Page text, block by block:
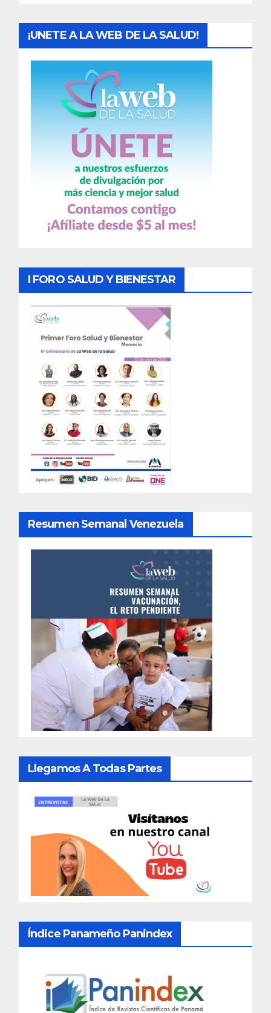
¡UNETE A LA WEB DE LA SALUD!
I FORO SALUD Y BIENESTAR
Resumen Semanal Venezuela
Llegamos A Todas Partes
Índice Panameño Panindex